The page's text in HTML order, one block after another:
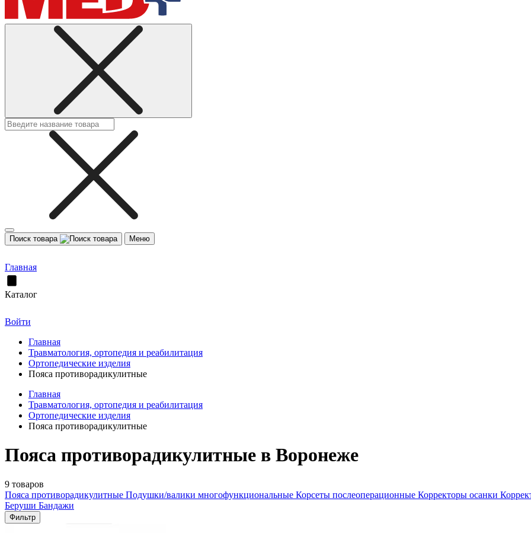
Поиск товара Меню
Главная
Каталог
Войти
Главная
Травматология, ортопедия и реабилитация
Ортопедические изделия
Пояса противорадикулитные
Главная
Травматология, ортопедия и реабилитация
Ортопедические изделия
Пояса противорадикулитные
Пояса противорадикулитные в Воронеже
9 товаров
Пояса противорадикулитные Подушки/валики многофункциональные Корсеты послеоперационные Корректоры осанки
Беруши Бандажи
Фильтр